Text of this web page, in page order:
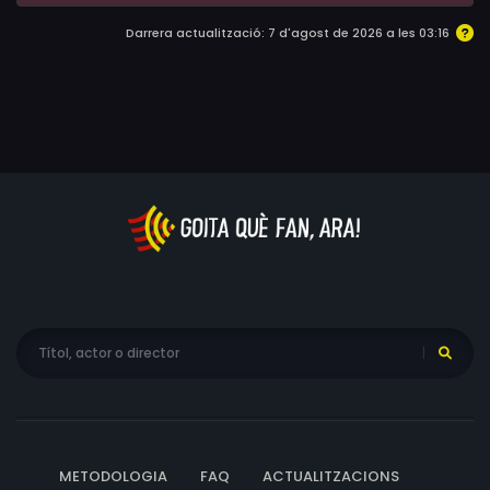
Darrera actualització: 7 d'agost de 2026 a les 03:16
METODOLOGIA FAQ ACTUALITZACIONS